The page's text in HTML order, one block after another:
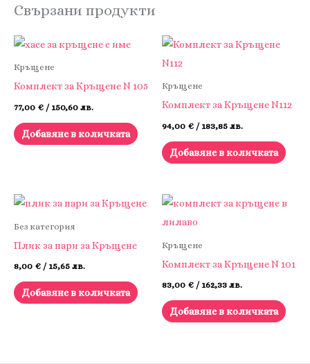
Свързани продукти
Кръщене
Комплект за Кръщене N 105
77,00 € / 150,60 лв.
Добавяне в количката
Кръщене
Комплект за Кръщене N112
94,00 € / 183,85 лв.
Добавяне в количката
Без категория
Плик за пари за Кръщене
8,00 € / 15,65 лв.
Добавяне в количката
Кръщене
Комплект за Кръщене N 101
83,00 € / 162,33 лв.
Добавяне в количката